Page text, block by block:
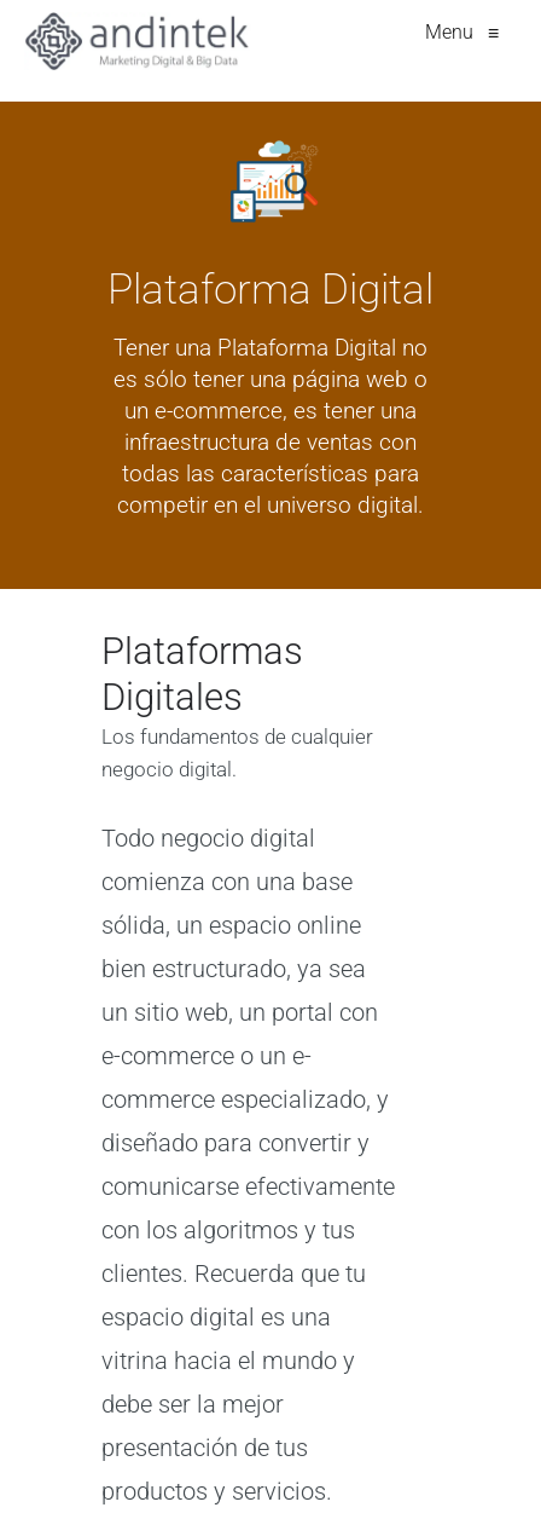
Menu ≡
Plataforma Digital
Tener una Plataforma Digital no
es sólo tener una página web o
un e-commerce, es tener una
infraestructura de ventas con
todas las características para
competir en el universo digital.
Plataformas
Digitales
Los fundamentos de cualquier
negocio digital.
Todo negocio digital
comienza con una base
sólida, un espacio online
bien estructurado, ya sea
un sitio web, un portal con
e-commerce o un e-
commerce especializado, y
diseñado para convertir y
comunicarse efectivamente
con los algoritmos y tus
clientes. Recuerda que tu
espacio digital es una
vitrina hacia el mundo y
debe ser la mejor
presentación de tus
productos y servicios.